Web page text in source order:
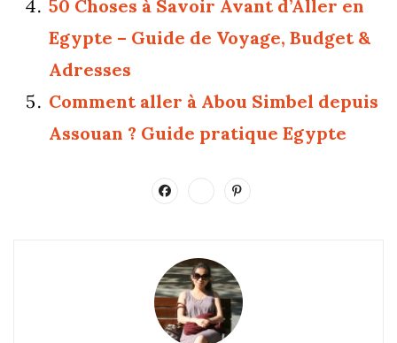
50 Choses à Savoir Avant d’Aller en
Egypte – Guide de Voyage, Budget &
Adresses
Comment aller à Abou Simbel depuis
Assouan ? Guide pratique Egypte